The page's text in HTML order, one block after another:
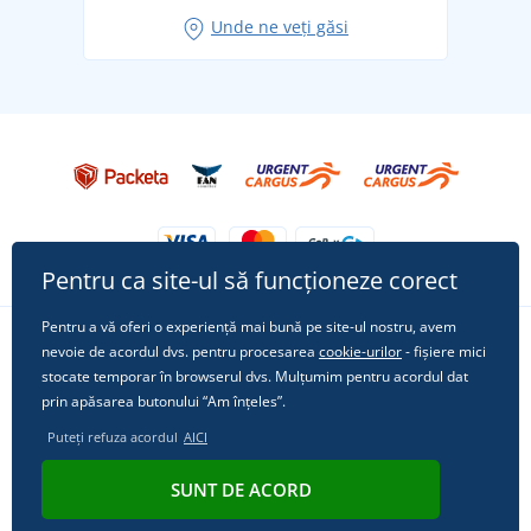
Tricoul preferat City în rol principal: ținute pentru
Unde ne veți găsi
Urmărește-ne pe rețelele sociale
© 2011 - 2026, Dual Trade s.r.o. | Din punct de vedere tehnic oferă
Pentru ca site-ul să funcționeze corect
Pentru a vă oferi o experiență mai bună pe site-ul nostru, avem
nevoie de acordul dvs. pentru procesarea cookie-urilor- fișiere mici
stocate temporar în browserul dvs. Mulțumim pentru acordul dat
prin apăsarea butonului “Am înțeles”.
Puteți refuza acordul AICI
SUNT DE ACORD